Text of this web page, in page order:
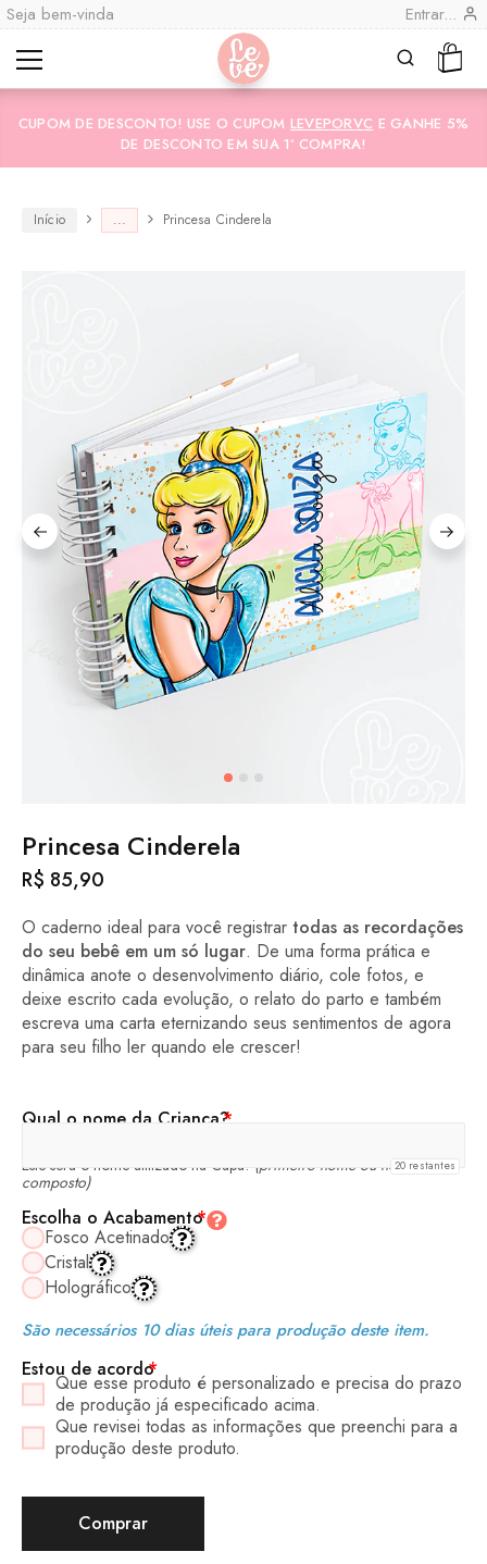
Seja bem-vinda Entrar...
Leve
você"
Lembranças
Variedades
Encadernadas
CUPOM DE DESCONTO! USE O CUPOM LEVEPORVC E GANHE 5%
DE DESCONTO EM SUA 1ª COMPRA!
Início ... Princesa Cinderela
Princesa Cinderela
R$ 85,90
O caderno ideal para você registrar todas as recordações
do seu bebê em um só lugar. De uma forma prática e
dinâmica anote o desenvolvimento diário, cole fotos, e
deixe escrito cada evolução, o relato do parto e também
escreva uma carta eternizando seus sentimentos de agora
para seu filho ler quando ele crescer!
*
Qual o nome da Criança?
Este será o nome utilizado na Capa! (primeiro nome ou nome
composto)
20 restantes
*
Escolha o Acabamento
Fosco Acetinado
Cristal
Holográfico
São necessários 10 dias úteis para produção deste item.
*
Estou de acordo
Que esse produto é personalizado e precisa do prazo
de produção já especificado acima.
Que revisei todas as informações que preenchi para a
produção deste produto.
Comprar